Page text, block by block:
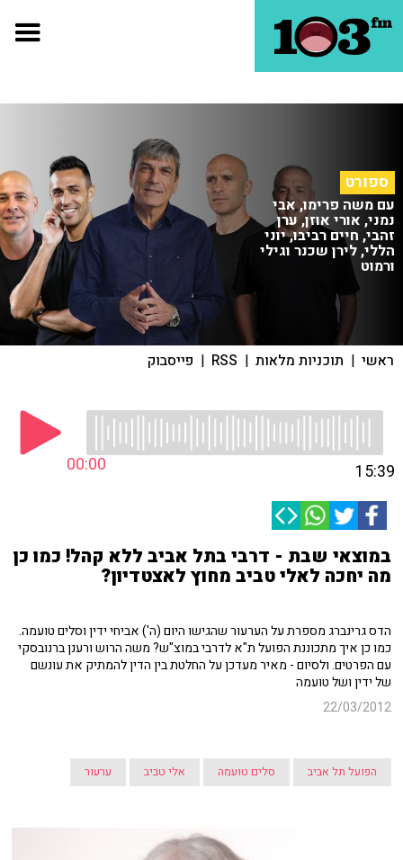
ספורט
עם משה פרימו, אבי
נמני, אורי אוזן, ערן
זהבי, חיים רביבו, יוני
הללי, לירן שכנר וגילי
ורמוט
ראשי | תוכניות מלאות |
RSS
| פייסבוק
00:00 15:39
במוצאי שבת - דרבי בתל אביב ללא קהל! כמו כן
מה יחכה לאלי טביב מחוץ לאצטדיון?
הדס גרינברג מספרת על הערעור שהגישו היום (ה') אביחי ידין וסלים טועמה.
כמו כן איך מתכוננת הפועל ת"א לדרבי במוצ"ש? משה הרוש ורענן ברנובסקי
עם הפרטים. ולסיום - מאיר מעדכן על החלטת בין הדין להמתיק את עונשם
של ידין ושל טועמה
22/03/2012
הפועל תל אביב סלים טועמה אלי טביב ערעור